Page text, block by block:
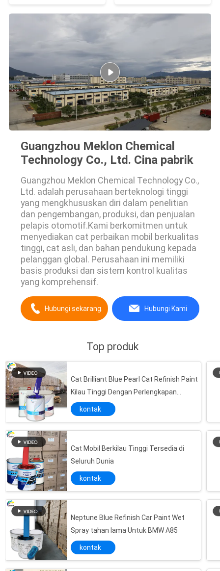
Guangzhou Meklon Chemical
Technology Co., Ltd. Cina pabrik
Guangzhou Meklon Chemical Technology Co.,
Ltd. adalah perusahaan berteknologi tinggi
yang mengkhususkan diri dalam penelitian
dan pengembangan, produksi, dan penjualan
pelapis otomotif.Kami berkomitmen untuk
menyediakan cat perbaikan mobil berkualitas
tinggi, cat asli, dan bahan pendukung kepada
pelanggan global. Perusahaan ini memiliki
basis produksi dan sistem kontrol kualitas
yang komprehensif.
Hubungi sekarang. Hubungi Kami
Top produk
Cat Brilliant Blue Pearl Cat Refinish Paint
Kilau Tinggi Dengan Perlengkapan
Otomotif Produsen China Menyediakan
Cat Otomotif Berkualitas Tinggi Dan
Tahan Lama Secara Langsung
kontak
Cat Mobil Berkilau Tinggi Tersedia di
Seluruh Dunia
kontak
Neptune Blue Refinish Car Paint Wet
Spray tahan lama Untuk BMW A85
kontak